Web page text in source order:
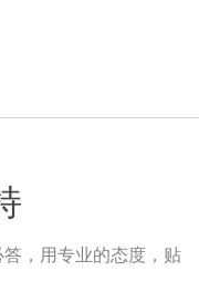
，用专业的态度，贴